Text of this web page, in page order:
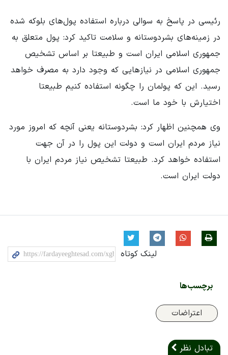
رئیسی در پاسخ به سوالی درباره استفاده پول‌های بلوکه شده
در زمینه‌های بشردوستانه و سلامت تاکید کرد: پول متعلق به
جمهوری اسلامی ایران است و طبیعتا بر اساس تشخیص
جمهوری اسلامی در نیازهایی که وجود دارد به مصرف خواهد
رسید. این که پولمان را چگونه استفاده کنیم طبیعتا
اختیارش با خود ما است.
وی همچنین اظهار کرد: بشردوستانه یعنی آنچه که امروز مورد
نیاز مردم ایران است و دولت این پول را در آن جهت
استفاده خواهد کرد. طبیعتا تشخیص نیاز مردم ایران با
دولت ایران است.
لینک کوتاه
برچسب‌ها
اعتراضات
تبادل نظر